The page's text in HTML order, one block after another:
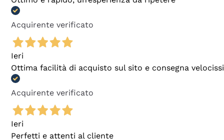
Acquirente verificato
Ieri
Ottima facilità di acquisto sul sito e consegna
Acquirente verificato
Ieri
Perfetti e attenti al cliente